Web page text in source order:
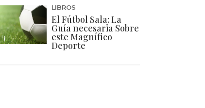
El Fútbol Sala: La
Guía necesaria Sobre
este Magnífico
Deporte
LIBROS